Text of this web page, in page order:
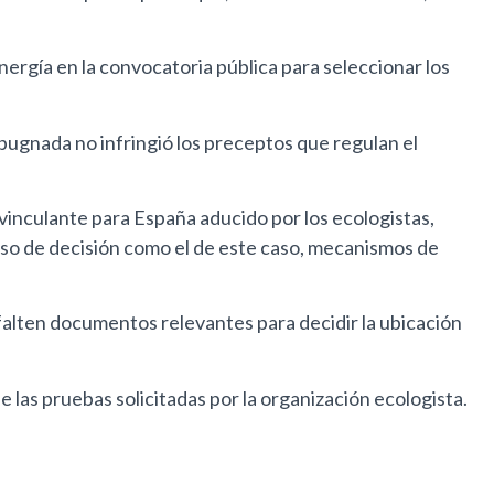
en la convocatoria pública para seleccionar los
no infringió los preceptos que regulan el
para España aducido por los ecologistas,
de decisión como el de este caso, mecanismos de
documentos relevantes para decidir la ubicación
pruebas solicitadas por la organización ecologista.